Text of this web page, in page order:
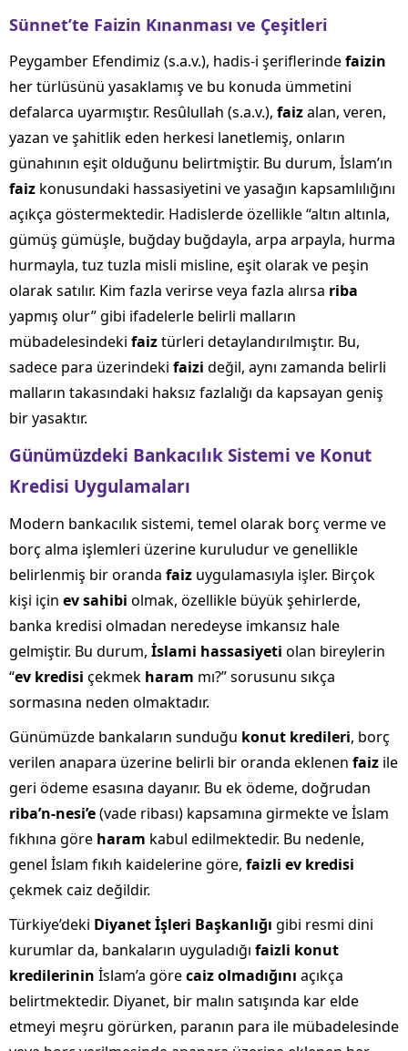
Sünnet’te Faizin Kınanması ve Çeşitleri
Peygamber Efendimiz (s.a.v.), hadis-i şeriflerindefaizin
her türlüsünü yasaklamış ve bu konuda ümmetini
defalarca uyarmıştır. Resûlullah (s.a.v.), faizalan, veren,
yazan ve şahitlik eden herkesi lanetlemiş, onların
günahının eşit olduğunu belirtmiştir. Bu durum, İslam’ın
faiz konusundaki hassasiyetini ve yasağın kapsamlılığını
açıkça göstermektedir. Hadislerde özellikle “altın altınla,
gümüş gümüşle, buğday buğdayla, arpa arpayla, hurma
hurmayla, tuz tuzla misli misline, eşit olarak ve peşin
olarak satılır. Kim fazla verirse veya fazla alırsa riba
yapmış olur” gibi ifadelerle belirli malların
mübadelesindeki faiztürleri detaylandırılmıştır. Bu,
sadece para üzerindeki faizi değil, aynı zamanda belirli
malların takasındaki haksız fazlalığı da kapsayan geniş
bir yasaktır.
Günümüzdeki Bankacılık Sistemi ve Konut
Kredisi Uygulamaları
Modern bankacılık sistemi, temel olarak borç verme ve
borç alma işlemleri üzerine kuruludur ve genellikle
belirlenmiş bir oranda faiz uygulamasıyla işler. Birçok
kişi için ev sahibi olmak, özellikle büyük şehirlerde,
banka kredisi olmadan neredeyse imkansız hale
gelmiştir. Bu durum, İslami hassasiyeti olan bireylerin
“ev kredisi çekmek haram mı?” sorusunu sıkça
sormasına neden olmaktadır.
Günümüzde bankaların sunduğu konut kredileri, borç
verilen anapara üzerine belirli bir oranda eklenen faiz ile
geri ödeme esasına dayanır. Bu ek ödeme, doğrudan
riba’n-nesi’e(vade ribası) kapsamına girmekte ve İslam
fıkhına göre haram kabul edilmektedir. Bu nedenle,
genel İslam fıkıh kaidelerine göre, faizli ev kredisi
çekmek caiz değildir.
Türkiye’deki Diyanet İşleri Başkanlığı gibi resmi dini
kurumlar da, bankaların uyguladığı faizli konut
kredilerinin İslam’a görecaiz olmadığını açıkça
belirtmektedir. Diyanet, bir malın satışında kar elde
etmeyi meşru görürken, paranın para ile mübadelesinde